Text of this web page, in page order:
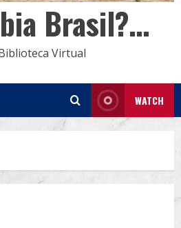
Brasil?…
Virtual
WATCH